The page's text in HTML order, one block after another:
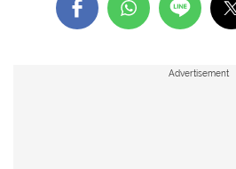
Advertisement